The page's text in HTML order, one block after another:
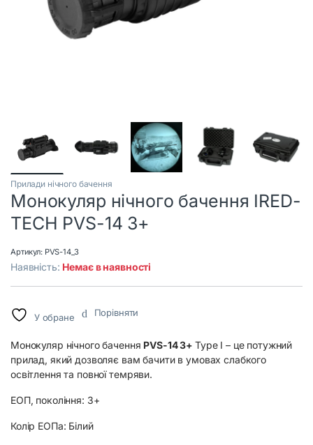
Прилади нічного бачення
Монокуляр нічного бачення IRED-
TECH PVS-14 3+
Артикул: PVS-14_3
Наявність: Немає в наявності
У обране Порівняти
Монокуляр нічного бачення PVS-14 3+ Type I – це потужний
прилад, який дозволяє вам бачити в умовах слабкого
освітлення та повної темряви.
ЕОП, покоління: 3+
Колір ЕОПа: Білий